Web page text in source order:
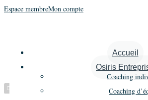
Espace membreMon compte
Accueil
Osiris
Coaching
Coaching
Ottmann Michel